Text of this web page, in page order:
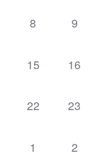
0
8
0
9
0
15
0
16
0
22
0
23
0
1
0
2